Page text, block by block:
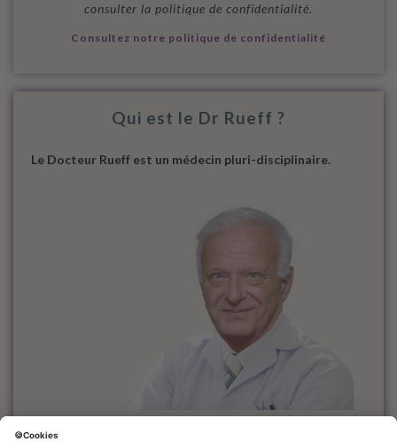
consulter la politique de confidentialité.
Consultez notre politique de confidentialité
Qui est le Dr Rueff ?
Le Docteur Rueff est un médecin pluri-disciplinaire.
Le docteur Dominique Rueff, diplômé Universitaire de